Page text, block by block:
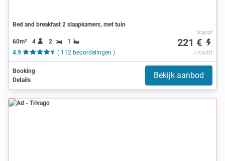
Bed and breakfast 2 slaapkamers, met tuin
60m² 4 2
1
4.9
( 112 beoordelingen )
Vanaf
221 €
/ nacht
Booking
Details
Bekijk aanbod
Ad